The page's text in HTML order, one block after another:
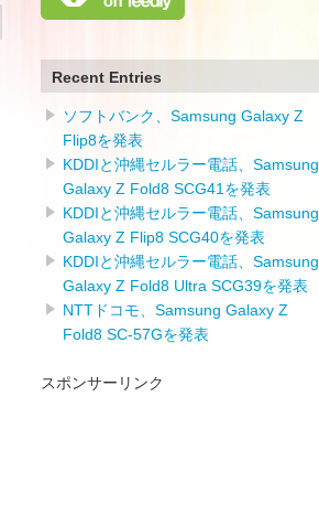
Recent Entries
ソフトバンク、Samsung Galaxy Z
Flip8を発表
KDDIと沖縄セルラー電話、Samsung
Galaxy Z Fold8 SCG41を発表
KDDIと沖縄セルラー電話、Samsung
Galaxy Z Flip8 SCG40を発表
KDDIと沖縄セルラー電話、Samsung
Galaxy Z Fold8 Ultra SCG39を発表
NTTドコモ、Samsung Galaxy Z
Fold8 SC-57Gを発表
スポンサーリンク